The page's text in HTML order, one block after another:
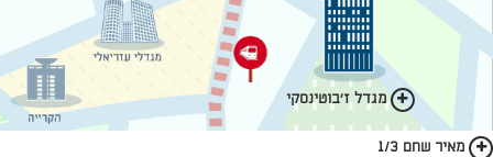
מאיר שחם 1/3
מגדל ז'בוטינסקי